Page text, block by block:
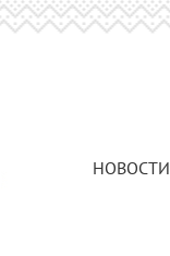
НОВОСТИ